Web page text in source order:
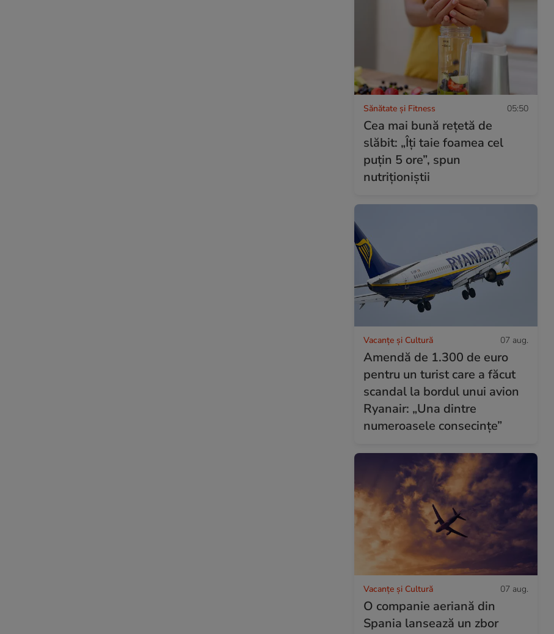
Sănătate și Fitness 05:50
Cea mai bună rețetă de
slăbit: „Îți taie foamea cel
puțin 5 ore”, spun
nutriționiștii
Vacanțe și Cultură 07 aug.
Amendă de 1.300 de euro
pentru un turist care a făcut
scandal la bordul unui avion
Ryanair: „Una dintre
numeroasele consecințe”
Vacanțe și Cultură 07 aug.
O companie aeriană din
Spania lansează un zbor